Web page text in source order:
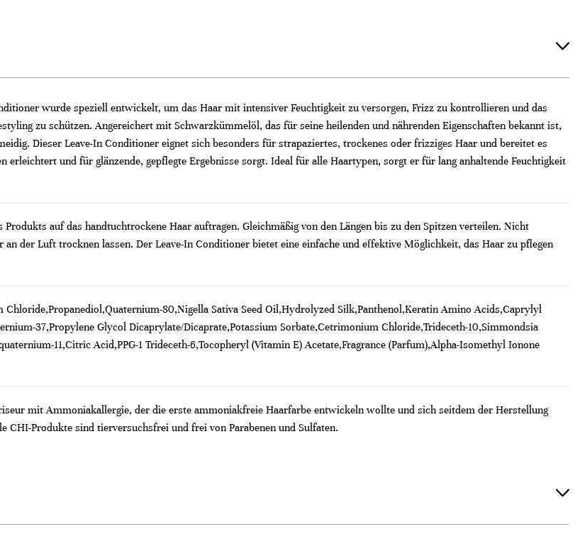
wurde speziell entwickelt, um das Haar mit intensiver Feuchtigkeit zu versorgen, Frizz zu kontrollieren und das
zu schützen. Angereichert mit Schwarzkümmelöl, das für seine heilenden und nährenden Eigenschaften bekannt ist,
Dieser Leave-In Conditioner eignet sich besonders für strapaziertes, trockenes oder frizziges Haar und bereitet es
und für glänzende, gepflegte Ergebnisse sorgt. Ideal für alle Haartypen, sorgt er für lang anhaltende Feuchtigkeit
auf das handtuchtrockene Haar auftragen. Gleichmäßig von den Längen bis zu den Spitzen verteilen. Nicht
an der Luft trocknen lassen. Der Leave-In Conditioner bietet eine einfache und effektive Möglichkeit, das Haar zu pflegen
80,Nigella Sativa Seed Oil,Hydrolyzed Silk,Panthenol,Keratin Amino Acids,Caprylyl
37,Propylene Glycol Dicaprylate/Dicaprate,Potassium Sorbate,Cetrimonium Chloride,Trideceth-10,Simmondsia
11,Citric Acid,PPG-1 Trideceth-6,Tocopheryl (Vitamin E) Acetate,Fragrance (Parfum),Alpha-Isomethyl Ionone
mit Ammoniakallergie, der die erste ammoniakfreie Haarfarbe entwickeln wollte und sich seitdem der Herstellung
CHI-Produkte sind tierversuchsfrei und frei von Parabenen und Sulfaten.